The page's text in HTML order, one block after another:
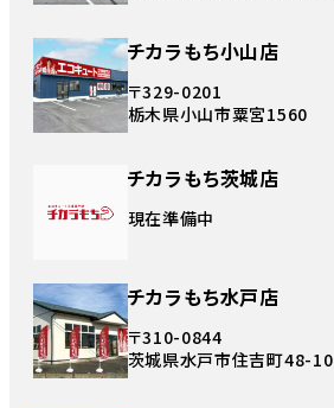
チカラもち小山店
〒329-0201
栃木県小山市粟宮1560
チカラもち茨城店
現在準備中
チカラもち水戸店
〒310-0844
茨城県水戸市住吉町48-10